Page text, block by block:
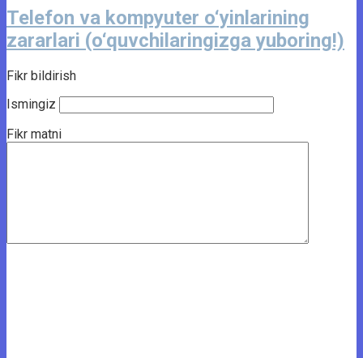
Telefon va kompyuter o‘yinlarining
zararlari (o‘quvchilaringizga yuboring!)
Fikr bildirish
Ismingiz
Fikr matni